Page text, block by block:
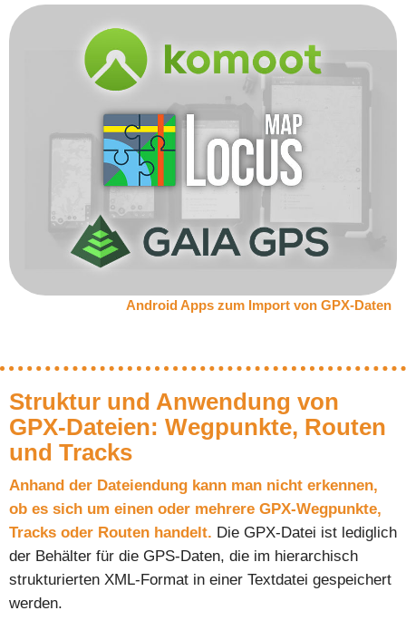
Android Apps zum Import von GPX-Daten
Struktur und Anwendung von
GPX-Dateien: Wegpunkte, Routen
und Tracks
Anhand der Dateiendung kann man nicht erkennen,
ob es sich um einen oder mehrere GPX-Wegpunkte,
Tracks oder Routen handelt. Die GPX-Datei ist lediglich
der Behälter für die GPS-Daten, die im hierarchisch
strukturierten XML-Format in einer Textdatei gespeichert
werden.